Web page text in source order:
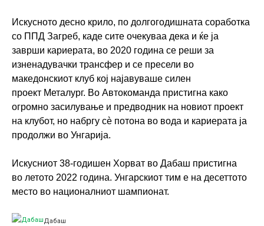
Искусното десно крило, по долгогодишната соработка
со ППД Загреб, каде сите очекуваа дека и ќе ја
заврши кариерата, во 2020 година се реши за
изненадувачки трансфер и се пресели во
македонскиoт клуб кој најавуваше силен
проект Металург. Во Автокоманда пристигна како
огромно засилување и предводник на новиот проект
на клубот, но набргу сè потона во вода и кариерата ја
продолжи во Унгарија.
Искусниот 38-годишен Хорват во Дабаш пристигна
во летото 2022 година. Унгарскиот тим е на десеттото
место во националниот шампионат.
Дабаш